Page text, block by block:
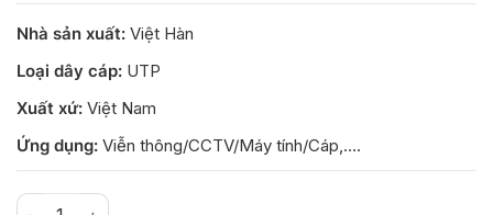
Nhà sản xuất: Việt Hàn
Loại dây cáp: UTP
Xuất xứ: Việt Nam
Ứng dụng: Viễn thông/CCTV/Máy tính/Cáp,….
LS-DVH CAT.6 UTP 23AWG số lượng